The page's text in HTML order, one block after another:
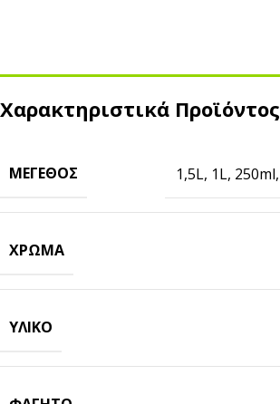
Χαρακτηριστικά Προϊόντος
ΜΈΓΕΘΟΣ 1,5L, 1L, 250ml,
ΧΡΏΜΑ
ΥΛΙΚΌ